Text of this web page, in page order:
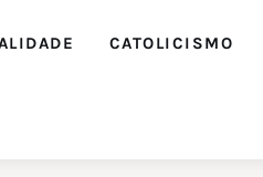
CATOLICISMO